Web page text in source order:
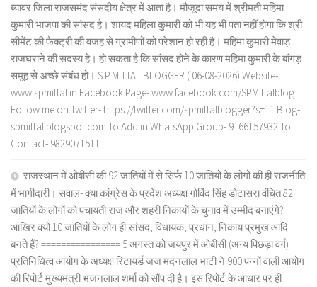
ब्यावर जिला राजसमंद संसदीय क्षेत्र में आता है। मौजूदा समय में श्रीमती महिमा
कुमारी भाजपा की सांसद है। शायद महिला कुमारी को भी यह भी पता नहीं होगा कि श्री
सीमेंट की फैक्ट्री की वजह से ग्रामीणों को परेशान हो रही है। महिमा कुमारी मेवाड़
राजघराने की सदस्य हे। हो सकता है कि सांसद होने के कारण महिमा कुमारी के बांगड़
समूह से अच्छे संबंध हो। S.P.MITTAL BLOGGER ( 06-08-2026) Website-
www.spmittal.in Facebook Page- www.facebook.com/SPMittalblog
Follow me on Twitter- https://twitter.com/spmittalblogger?s=11 Blog-
spmittal.blogspot.com To Add in WhatsApp Group- 9166157932 To
Contact- 9829071511
राजस्थान में ओबीसी की 92 जातियों में से सिर्फ 10 जातियों के लोगों की ही राजनीति
में भागीदारी। सवाल- क्या कांग्रेस के प्रदेश अध्यक्ष गोविंद सिंह डोटासरा वंचित 82
जातियों के लोगों को पंचायती राज और शहरी निकायों के चुनाव में उम्मीद बनाएंगे?
आखिर क्यों 10 जातियों के लोग ही सांसद, विधायक, प्रधान, निकाय प्रमुख आदि
बनते हैं? ================ 5 अगस्त को जयपुर में ओबीसी (अन्य पिछड़ा वर्ग)
प्रतिनिधित्व आयोग के अध्यक्ष रिटायर्ड जज मदनलाल भाटी ने 900 पन्नों वाली आयोग
की रिपोर्ट मुख्यमंत्री भजनलाल शर्मा को सौंप दी है। इस रिपोर्ट के आधार पर ही